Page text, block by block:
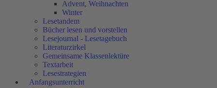
Advent, Weihnachten
Winter
Lesetandem
Bücher lesen und vorstellen
Lesejournal - Lesetagebuch
Literaturzirkel
Gemeinsame Klassenlektüre
Textarbeit
Lesestrategien
Anfangsunterricht